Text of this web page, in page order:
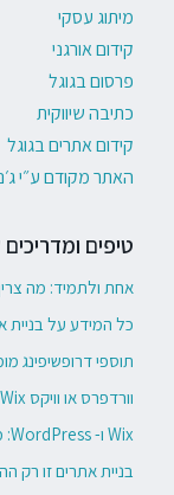
מיתוג עסקי
קידום אורגני
פרסום בגוגל
כתיבה שיווקית
קידום אתרים בגוגל
האתר מקודם ע״י
טיפים
אחת ולתמיד: מה
כל המידע על בניית
תוספי דרופשיפינג
וורדפרס או וויקס WordPress vs Wix מה עדיף?
Wix ו- WordPress: מצאו את ההבדלים
בניית אתרים זו רק